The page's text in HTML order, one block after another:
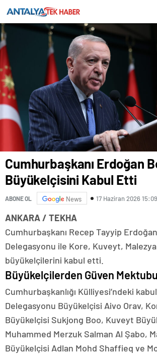
Cumhurbaşkanı Erdoğan
Büyükelçisini Kabul Etti
ABONE OL News 17 Haziran 2026 15:09
ANKARA / TEKHA
Cumhurbaşkanı Recep Tayyip
Delegasyonu ile Kore, Kuveyt,
büyükelçilerini kabul etti.
Büyükelçilerden Güven
Cumhurbaşkanlığı Külliyesi’ndeki
Delegasyonu Büyükelçisi Aivo Orav,
Büyükelçisi Sukjong Boo, Kuveyt
Muhammed Merzuk Salman Al Şabo,
Büyükelçisi Adlan Mohd Shaffieq ve